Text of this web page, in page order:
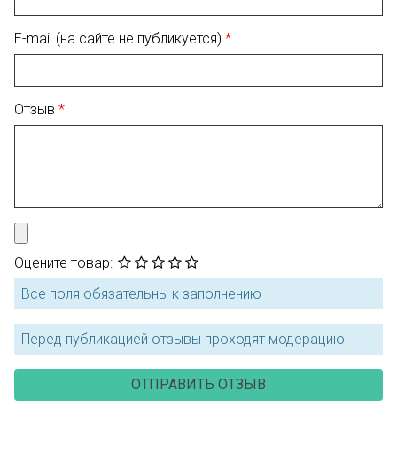
E-mail (на сайте не публикуется)
Отзыв
Оцените товар:
Все поля обязательны к заполнению
Перед публикацией отзывы проходят модерацию